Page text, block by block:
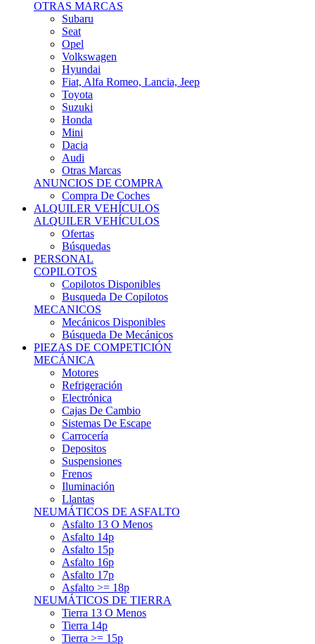
Seat
Opel
Volkswagen
Hyundai
Fiat, Alfa Romeo, Lancia, Jeep
Toyota
Suzuki
Honda
Mini
Dacia
Audi
Otras Marcas
ANUNCIOS DE COMPRA
Compra De Coches
ALQUILER VEHÍCULOS
ALQUILER VEHÍCULOS
Ofertas
Búsquedas
PERSONAL
COPILOTOS
Copilotos Disponibles
Busqueda De Copilotos
MECANICOS
Mecánicos Disponibles
Búsqueda De Mecánicos
PIEZAS DE COMPETICIÓN
MECÁNICA
Motores
Refrigeración
Electrónica
Cajas De Cambio
Sistemas De Escape
Carrocería
Depositos
Suspensiones
Frenos
Iluminación
Llantas
NEUMÁTICOS DE ASFALTO
Asfalto 13 O Menos
Asfalto 14p
Asfalto 15p
Asfalto 16p
Asfalto 17p
Asfalto >= 18p
NEUMÁTICOS DE TIERRA
Tierra 13 O Menos
Tierra 14p
Tierra >= 15p
Offroad Y 4x4